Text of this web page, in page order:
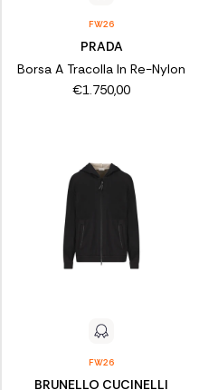
FW26
PRADA
Borsa A Tracolla In Re-Nylon
€1.750,00
FW26
BRUNELLO CUCINELLI